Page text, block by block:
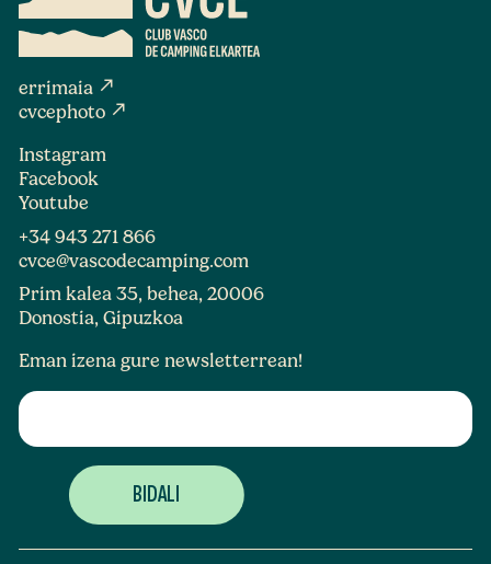
errimaia north_east
cvcephoto north_east
Instagram
Facebook
Youtube
+34 943 271 866
cvce@vascodecamping.com
Prim kalea 35, behea, 20006
Donostia, Gipuzkoa
Eman izena gure newsletterrean!